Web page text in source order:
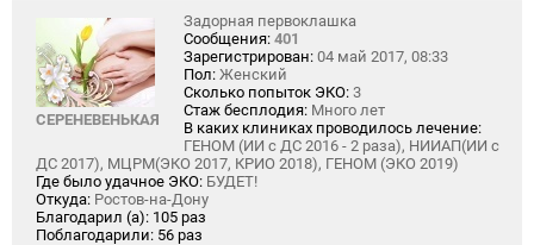
СЕРЕНЕВЕНЬКАЯ
Задорная первоклашка
Сообщения: 401
Зарегистрирован: 04 май 2017, 08:33
Пол: Женский
Сколько попыток ЭКО: 3
Стаж бесплодия: Много лет
В каких клиниках проводилось лечение:
ГЕНОМ (ИИ с ДС 2016 - 2 раза), НИИАП(ИИ с
ДС 2017), МЦРМ(ЭКО 2017, КРИО 2018), ГЕНОМ (ЭКО 2019)
Где было удачное ЭКО: БУДЕТ!
Откуда: Ростов-на-Дону
Благодарил (а): 105 раз
Поблагодарили: 56 раз